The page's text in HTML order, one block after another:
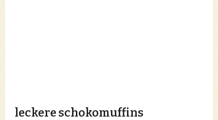
leckere schokomuffins